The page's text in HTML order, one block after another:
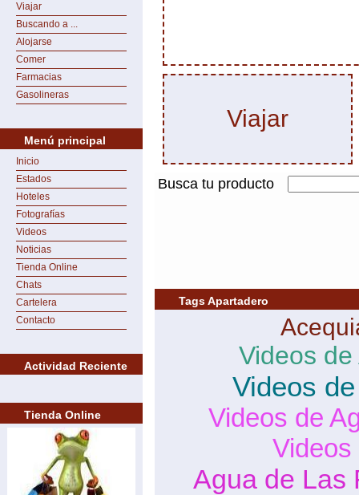
Viajar
Buscando a ...
Alojarse
Comer
Farmacias
Gasolineras
Menú principal
Inicio
Estados
Hoteles
Fotografías
Videos
Noticias
Tienda Online
Chats
Cartelera
Contacto
Actividad Reciente
Tienda Online
Viajar
Busca tu producto
Tags Apartadero
Videos
Videos
Videos de
Videos
Agua de Las